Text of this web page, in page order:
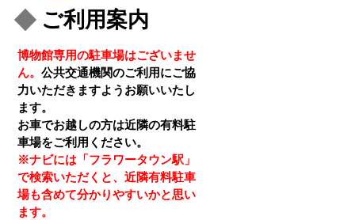
ご利用案内
博物館専用の駐車場はございませ
ん。 公共交通機関のご利用にご協
力いただきますようお願いいたし
ます。
お車でお越しの方は近隣の有料駐
車場をご利用ください。
※ナビには「フラワータウン駅」
で検索いただくと、近隣有料駐車
場も含めて分かりやすいかと思い
ます。